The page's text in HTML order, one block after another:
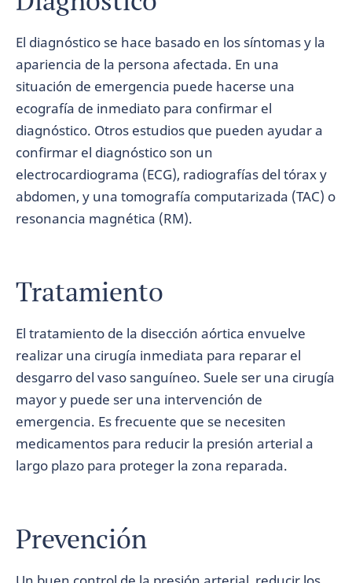
El diagnóstico se hace basado en los síntomas y la
apariencia de la persona afectada. En una
situación de emergencia puede hacerse una
ecografía de inmediato para confirmar el
diagnóstico. Otros estudios que pueden ayudar a
confirmar el diagnóstico son un
electrocardiograma (ECG), radiografías del tórax y
abdomen, y una tomografía computarizada (TAC) o
resonancia magnética (RM).
Tratamiento
El tratamiento de la disección aórtica envuelve
realizar una cirugía inmediata para reparar el
desgarro del vaso sanguíneo. Suele ser una cirugía
mayor y puede ser una intervención de
emergencia. Es frecuente que se necesiten
medicamentos para reducir la presión arterial a
largo plazo para proteger la zona reparada.
Prevención